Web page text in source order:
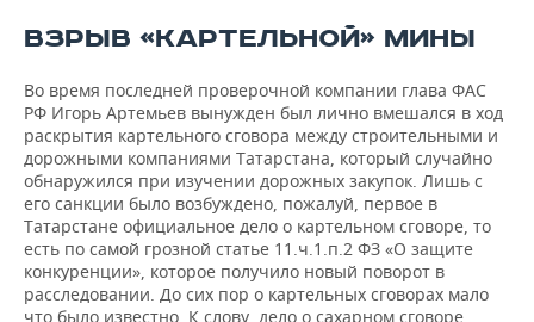
ВЗРЫВ «КАРТЕЛЬНОЙ» МИНЫ
Во время последней проверочной компании глава ФАС
РФ Игорь Артемьев вынужден был лично вмешался в ход
раскрытия картельного сговора между строительными и
дорожными компаниями Татарстана, который случайно
обнаружился при изучении дорожных закупок. Лишь с
его санкции было возбуждено, пожалуй, первое в
Татарстане официальное дело о картельном сговоре, то
есть по самой грозной статье 11.ч.1.п.2 ФЗ «О защите
конкуренции», которое получило новый поворот в
расследовании. До сих пор о картельных сговорах мало
что было известно. К слову, дело о сахарном сговоре